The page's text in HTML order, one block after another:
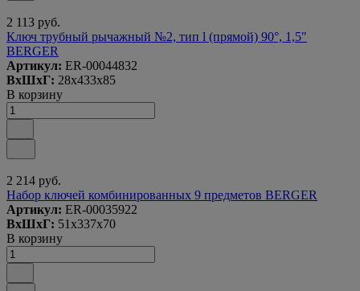
2 113 руб.
Ключ трубный рычажный №2, тип l (прямой) 90°, 1,5"
BERGER
Артикул: ER-00044832
ВxШxГ: 28x433x85
В корзину
2 214 руб.
Набор ключей комбинированных 9 предметов BERGER
Артикул: ER-00035922
ВxШxГ: 51x337x70
В корзину